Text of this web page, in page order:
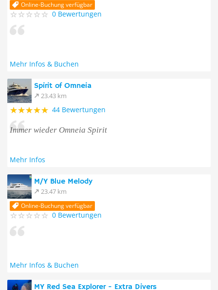
Online-Buchung verfügbar
0 Bewertungen
Mehr Infos & Buchen
Spirit of Omneia
23.43 km
44 Bewertungen
Immer wieder Omneia Spirit
Mehr Infos
M/Y Blue Melody
23.47 km
Online-Buchung verfügbar
0 Bewertungen
Mehr Infos & Buchen
MY Red Sea Explorer - Extra Divers